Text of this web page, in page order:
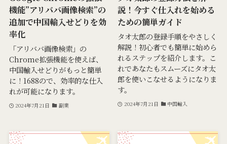
機能”アリババ画像検索”の
追加で中国輸入せどりを効
率化
「アリババ画像検索」の
Chrome拡張機能を使えば、
中国輸入せどりがもっと簡単
に！1688ので、効率的な仕入
れが可能になります。
2024年7月21日 副業
説！今すぐ仕入れを始める
ための簡単ガイド
タオ太郎の登録手順をやさしく
解説！初心者でも簡単に始めら
れるステップを紹介します。こ
れであなたもスムーズにタオ太
郎を使いこなせるようになりま
す。
2024年7月21日 中国輸入